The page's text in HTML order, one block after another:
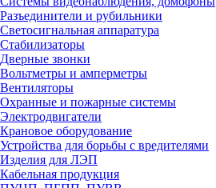
Разъединители и рубильники
Светосигнальная аппаратура
Стабилизаторы
Дверные звонки
Вольтметры и амперметры
Вентиляторы
Охранные и пожарные системы
Электродвигатели
Крановое оборудование
Устройства для борьбы с вредителями
Изделия для ЛЭП
Кабельная продукция